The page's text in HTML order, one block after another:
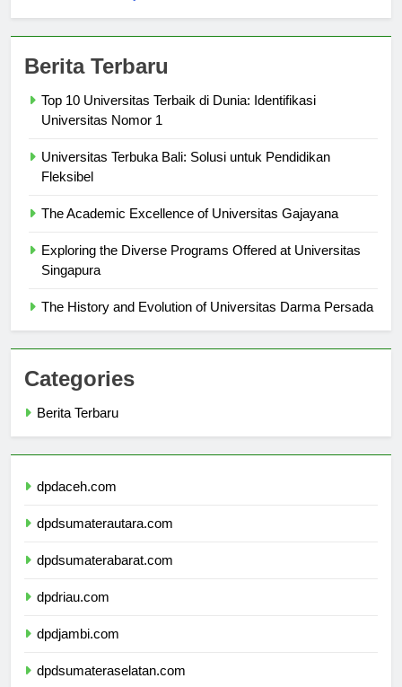
Top 10 Universitas Terbaik di Dunia: Identifikasi
Universitas Terbuka Bali: Solusi untuk Pendidikan
Exploring the Diverse Programs Offered at Universitas
Categories